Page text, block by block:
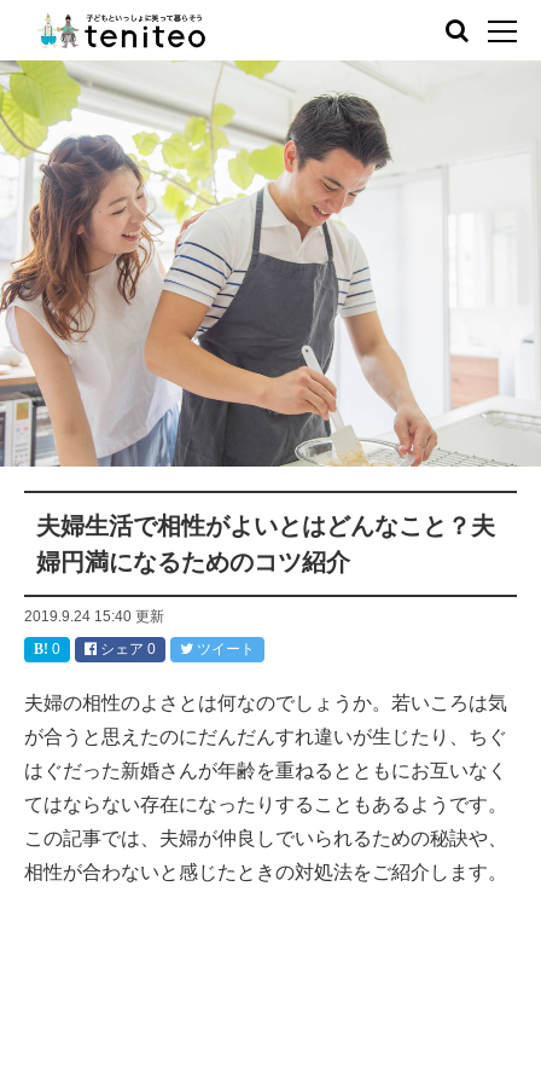
夫婦生活で相性がよいとはどんなこと？夫
婦円満になるためのコツ紹介
2019.9.24 15:40 更新
0
シェア 0 ツイート
夫婦の相性のよさとは何なのでしょうか。若いころは気
が合うと思えたのにだんだんすれ違いが生じたり、ちぐ
はぐだった新婚さんが年齢を重ねるとともにお互いなく
てはならない存在になったりすることもあるようです。
この記事では、夫婦が仲良しでいられるための秘訣や、
相性が合わないと感じたときの対処法をご紹介します。